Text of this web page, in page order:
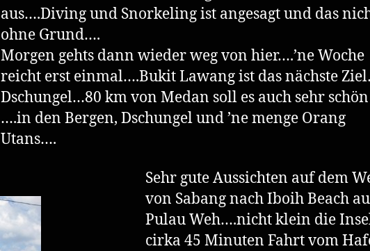
aus….Diving und Snorkeling ist angesagt und das
ohne Grund….
Morgen gehts dann wieder weg von hier….’ne Woche
reicht erst einmal….Bukit Lawang ist das nächste
Dschungel…80 km von Medan soll es auch sehr
….in den Bergen, Dschungel und ’ne menge Orang
Utans….
Sehr gute Aussichten auf dem
von Sabang nach Iboih Beach
Pulau Weh….nicht klein die
cirka 45 Minuten Fahrt vom